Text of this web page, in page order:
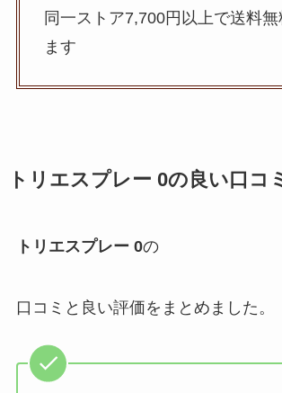
同一ストア7,700円以上で送料無
ます
トリエスプレー 0の良い口コ
トリエスプレー 0の
口コミと良い評価をまとめました。